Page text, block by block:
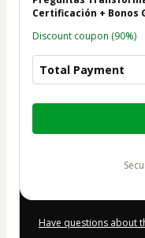
Certificación + Bonos
Discount coupon (90%)
Total Payment
Total
Have questions about